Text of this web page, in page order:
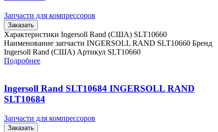
Запчасти для компрессоров
Заказать
Характеристики Ingersoll Rand (США) SLT10660
Наименование запчасти INGERSOLL RAND SLT10660 Бренд
Ingersoll Rand (США) Артикул SLT10660
Подробнее
Ingersoll Rand SLT10684 INGERSOLL RAND
SLT10684
Запчасти для компрессоров
Заказать